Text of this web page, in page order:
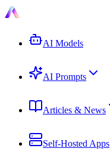
AI Models
AI Prompts
Articles & News
Self-Hosted Apps